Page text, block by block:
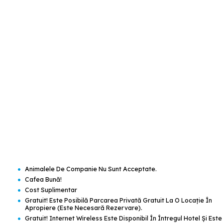
• Animalele De Companie Nu Sunt Acceptate.
• Cafea Bună!
• Cost Suplimentar
• Gratuit! Este Posibilă Parcarea Privată Gratuit La O Locaţie În
Apropiere (este Necesară Rezervare).
• Gratuit! Internet Wireless Este Disponibil În Întregul Hotel Şi Este